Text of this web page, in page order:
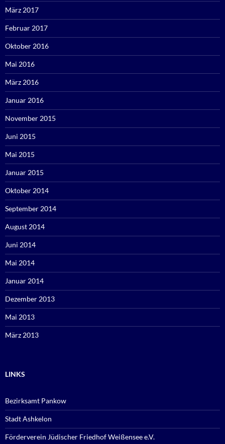
März 2017
Februar 2017
Oktober 2016
Mai 2016
März 2016
Januar 2016
November 2015
Juni 2015
Mai 2015
Januar 2015
Oktober 2014
September 2014
August 2014
Juni 2014
Mai 2014
Januar 2014
Dezember 2013
Mai 2013
März 2013
LINKS
Bezirksamt Pankow
Stadt Ashkelon
Förderverein Jüdischer Friedhof Weißensee e.V.